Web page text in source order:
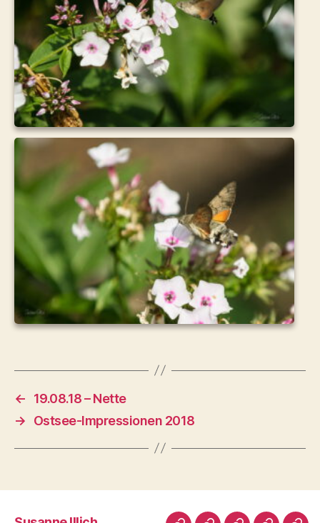
←
19.08.18 – Nette
→
Ostsee-Impressionen 2018